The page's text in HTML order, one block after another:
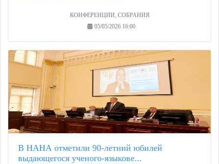
КОНФЕРЕНЦИИ, СОБРАНИЯ
05/05/2026 16:00
В НАНА отметили 90-летний юбилей
выдающегося ученого-языкове...